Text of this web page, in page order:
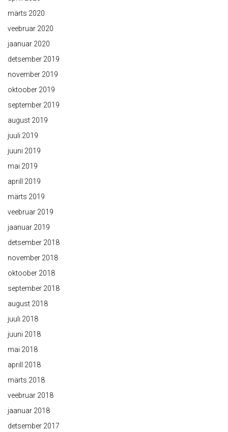
märts 2020
veebruar 2020
jaanuar 2020
detsember 2019
november 2019
oktoober 2019
september 2019
august 2019
juuli 2019
juuni 2019
mai 2019
aprill 2019
märts 2019
veebruar 2019
jaanuar 2019
detsember 2018
november 2018
oktoober 2018
september 2018
august 2018
juuli 2018
juuni 2018
mai 2018
aprill 2018
märts 2018
veebruar 2018
jaanuar 2018
detsember 2017